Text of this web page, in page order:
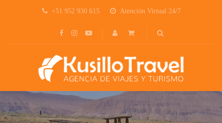
+51 952 930 615 Atención Virtual 24/7